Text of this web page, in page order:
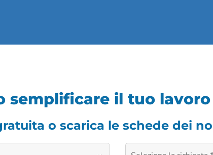
semplificare il tuo lavoro
o scarica le schede dei